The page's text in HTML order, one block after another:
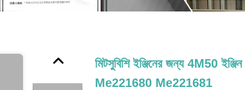
মিটসুবিশি ইঞ্জিনের জন্য 4M50 ইঞ্জিন
Me221680 Me221681